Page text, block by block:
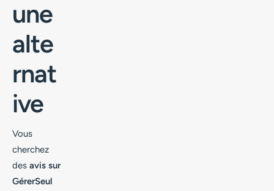
une
alte
rnat
ive
Vous
cherchez
des avis sur
GérerSeul